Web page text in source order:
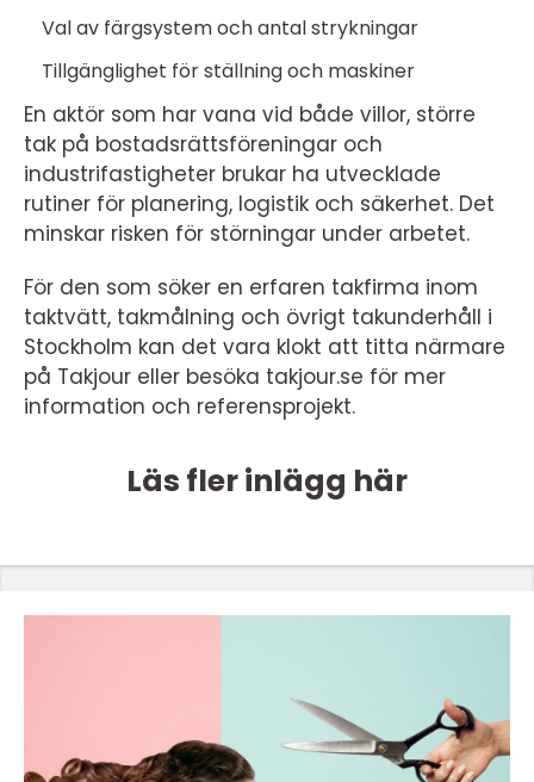
Val av färgsystem och antal strykningar
Tillgänglighet för ställning och maskiner
En aktör som har vana vid både villor, större
tak på bostadsrättsföreningar och
industrifastigheter brukar ha utvecklade
rutiner för planering, logistik och säkerhet. Det
minskar risken för störningar under arbetet.
För den som söker en erfaren takfirma inom
taktvätt, takmålning och övrigt takunderhåll i
Stockholm kan det vara klokt att titta närmare
på Takjour eller besöka takjour.se för mer
information och referensprojekt.
Läs fler inlägg här